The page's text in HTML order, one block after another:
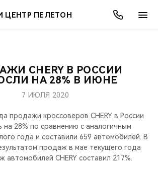
ЦЕНТР ПЕЛЕТОН
МОДЕЛИ
ПОКУПАТЕЛЯМ
ВЛАДЕЛЬЦАМ
МИР CHERY
АКЦИИ
ОНЛАЙН СЕРВИСЫ
О КОМПАНИИ
CHERY В РОССИИ
НА 28% В ИЮНЕ
7 ИЮЛЯ 2020
продажи кроссоверов CHERY в России
на 28% по сравнению с аналогичным
года и составили 659 автомобилей. В
продаж в мае текущего года
автомобилей CHERY составил 217%.